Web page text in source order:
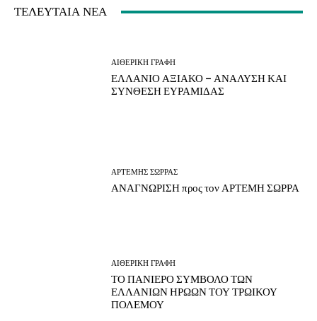
ΤΕΛΕΥΤΑΙΑ ΝΕΑ
ΑΙΘΕΡΙΚΗ ΓΡΑΦΗ
ΕΛΛΑΝΙΟ ΑΞΙΑΚΟ – ΑΝΑΛΥΣΗ ΚΑΙ
ΣΥΝΘΕΣΗ ΕΥΡΑΜΙΔΑΣ
ΑΡΤΕΜΗΣ ΣΩΡΡΑΣ
ΑΝΑΓΝΩΡΙΣΗ προς τον ΑΡΤΕΜΗ ΣΩΡΡΑ
ΑΙΘΕΡΙΚΗ ΓΡΑΦΗ
ΤΟ ΠΑΝΙΕΡΟ ΣΥΜΒΟΛΟ ΤΩΝ
ΕΛΛΑΝΙΩΝ ΗΡΩΩΝ ΤΟΥ ΤΡΩΙΚΟΥ
ΠΟΛΕΜΟΥ